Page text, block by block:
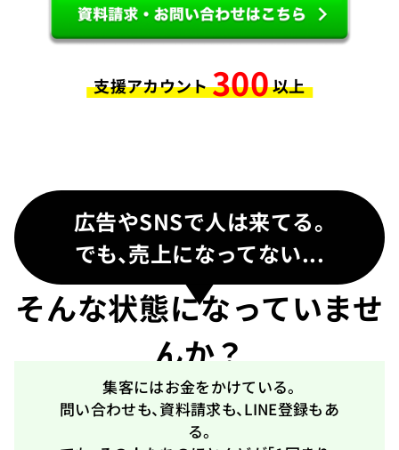
支援アカウント300以上
広告やSNSで人は来てる。
でも、売上になってない...
そんな状態になっていませ
んか？
集客にはお金をかけている。
問い合わせも、資料請求も、LINE登録もあ
る。